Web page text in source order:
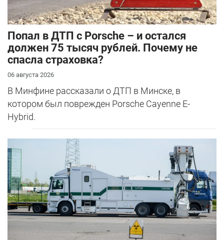
​Попал в ДТП с Porsche – и остался
должен 75 тысяч рублей. Почему не
спасла страховка?
06 августа 2026
В Минфине рассказали о ДТП в Минске, в
котором был поврежден Porsche Cayenne E-
Hybrid.